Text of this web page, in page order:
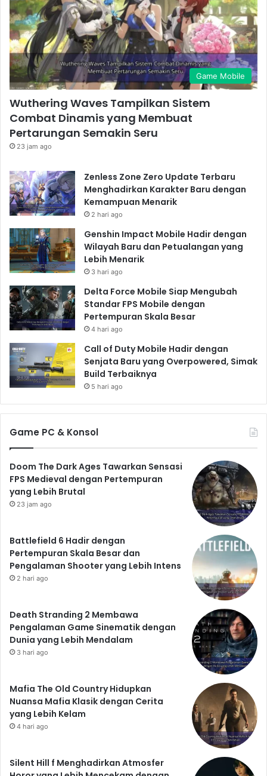
Game Mobile
Wuthering Waves Tampilkan Sistem
Combat Dinamis yang Membuat
Pertarungan Semakin Seru
23 jam ago
Zenless Zone Zero Update Terbaru
Menghadirkan Karakter Baru dengan
Kemampuan Menarik
2 hari ago
Genshin Impact Mobile Hadir dengan
Wilayah Baru dan Petualangan yang
Lebih Menarik
3 hari ago
Delta Force Mobile Siap Mengubah
Standar FPS Mobile dengan
Pertempuran Skala Besar
4 hari ago
Call of Duty Mobile Hadir dengan
Senjata Baru yang Overpowered, Simak
Build Terbaiknya
5 hari ago
Game PC & Konsol
Doom The Dark Ages Tawarkan Sensasi
FPS Medieval dengan Pertempuran
yang Lebih Brutal
23 jam ago
Battlefield 6 Hadir dengan
Pertempuran Skala Besar dan
Pengalaman Shooter yang Lebih Intens
2 hari ago
Death Stranding 2 Membawa
Pengalaman Game Sinematik dengan
Dunia yang Lebih Mendalam
3 hari ago
Mafia The Old Country Hidupkan
Nuansa Mafia Klasik dengan Cerita
yang Lebih Kelam
4 hari ago
Silent Hill f Menghadirkan Atmosfer